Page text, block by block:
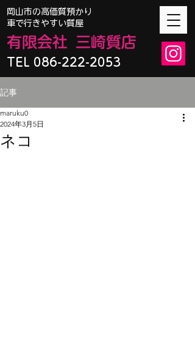
TEL 086-222-2053
​岡山市の高価質預かり
車で行きやすい質屋
有限会社 三崎質店
記事
ネコ
maruku0
2024年3月5日